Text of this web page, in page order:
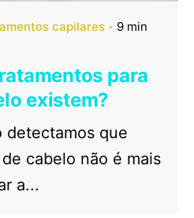
capilares
9 min
para
existem?
detectamos que
cabelo não é mais
a...